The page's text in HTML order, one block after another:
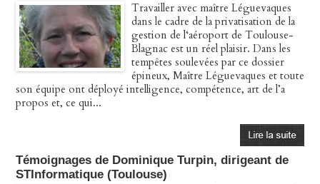
Travailler avec maître Léguevaques
dans le cadre de la privatisation de la
gestion de l‘aéroport de Toulouse-
Blagnac est un réel plaisir. Dans les
tempêtes soulevées par ce dossier
épineux, Maître Léguevaques et toute
son équipe ont déployé intelligence, compétence, art de l’a
propos et, ce qui...
Témoignages de Dominique Turpin, dirigeant de
STInformatique (Toulouse)